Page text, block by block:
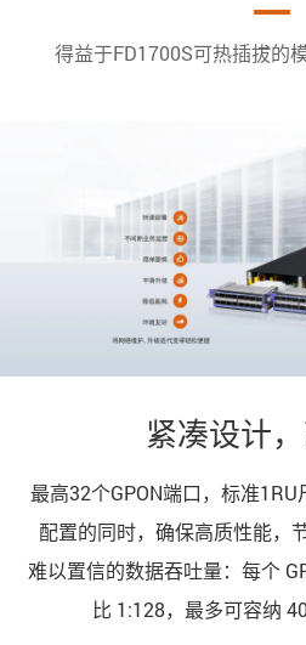
得益于FD1700S可热插拔的
紧凑设计
最高32个GPON端口，标准
配置的同时，确保高质性能，
难以置信的数据吞吐量：每个
比 1:128，最多可容纳